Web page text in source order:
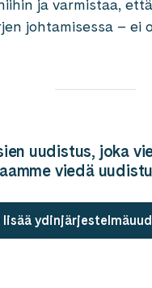
ja varmistaa,
johtamisessa – ei
uudistus, joka
viedä
lisää